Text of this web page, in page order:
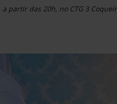
partir das 20h, no CTG 3